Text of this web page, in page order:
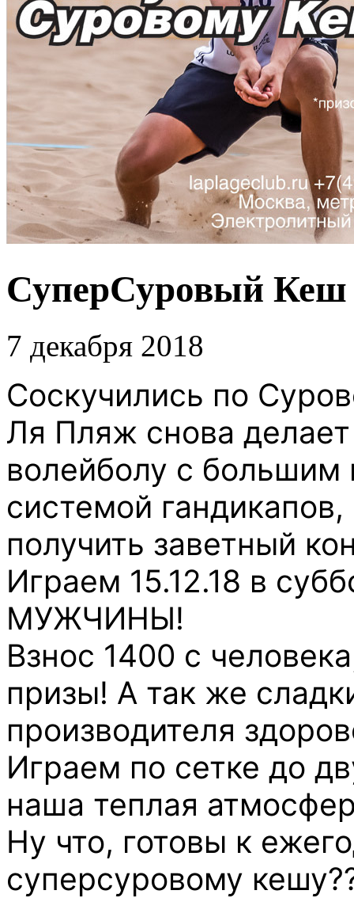
СуперСуровый Кеш
7 декабря 2018
Соскучились по
Ля Пляж снова
волейболу с
системой
получить заветный
Играем 15.12.18 в
МУЖЧИНЫ!
Взнос 1400 с
призы! А так же
производителя
Играем по сетке до
наша теплая
Ну что, готовы к
суперсуровому